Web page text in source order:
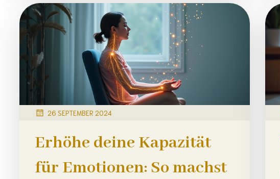
26 SEPTEMBER 2024
Erhöhe deine Kapazität
für Emotionen: So machst